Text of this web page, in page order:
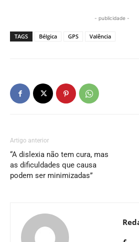
- publicidade -
TAGS Bélgica GPS Valência
Artigo anterior
“A dislexia não tem cura, mas
as dificuldades que causa
podem ser minimizadas”